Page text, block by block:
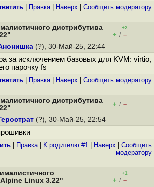
Правка| Наверх Cообщить модератору
дистрибутива
+2
+ / –
(?), 30-Май-25, 22:44
за исключением базовых для KVM: virtio,
парочку fs
Правка| Наверх Cообщить модератору
дистрибутива
+ / –
(?), 30-Май-25, 22:54
Правка| К родителю #1 Наверх
Cообщить
модератору
Linux 3.22"
+1
+ / –